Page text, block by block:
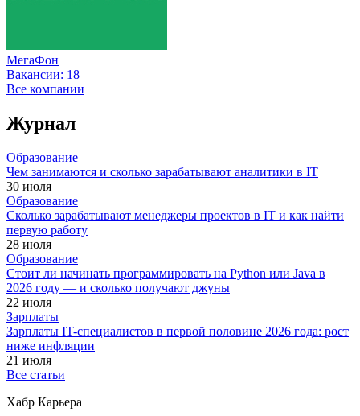
МегаФон
Вакансии: 18
Все компании
Журнал
Образование
Чем занимаются и сколько зарабатывают аналитики в IT
30 июля
Образование
Сколько зарабатывают менеджеры проектов в IT и как найти
первую работу
28 июля
Образование
Стоит ли начинать программировать на Python или Java в
2026 году — и сколько получают джуны
22 июля
Зарплаты
Зарплаты IT-специалистов в первой половине 2026 года: рост
ниже инфляции
21 июля
Все статьи
Хабр Карьера